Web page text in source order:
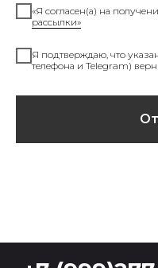
«Я согласен(а) на
рассылки»
Я подтверждаю, что
телефона и Telegram)
Отзывы Я.Карты
Модели в Азии
ПРОДУКТЫ
Модельное портфолио
моделей